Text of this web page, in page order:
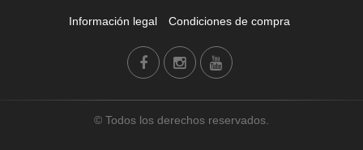
Información legal Condiciones de compra
© Todos los derechos reservados.